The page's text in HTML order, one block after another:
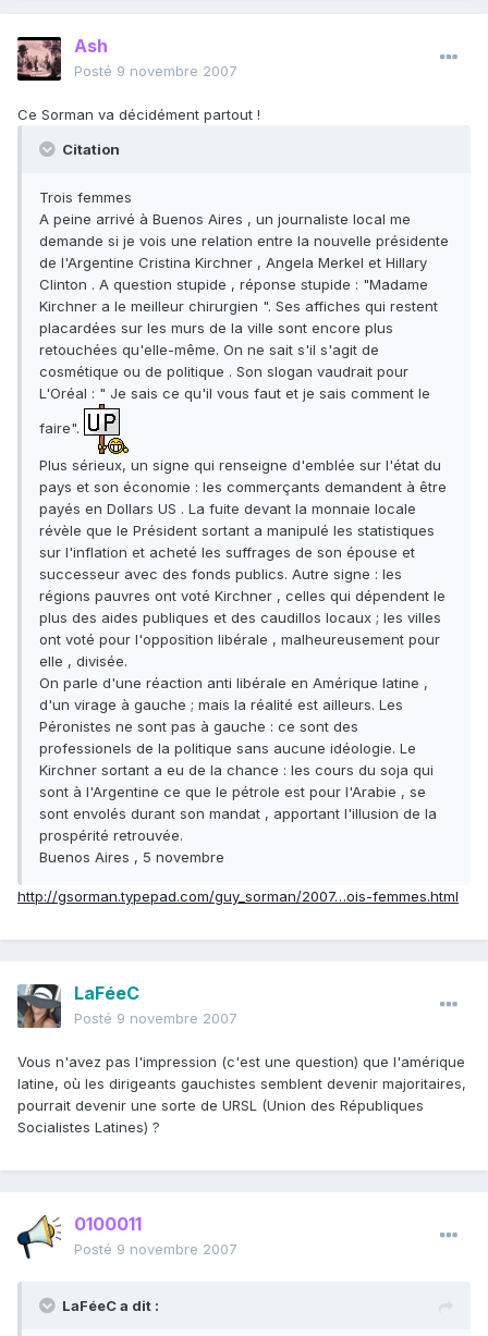
Ash
Posté 9 novembre 2007
Ce Sorman va décidément partout !
Citation
Trois femmes
A peine arrivé à Buenos Aires , un journaliste local me
demande si je vois une relation entre la nouvelle présidente
de l'Argentine Cristina Kirchner , Angela Merkel et Hillary
Clinton . A question stupide , réponse stupide : "Madame
Kirchner a le meilleur chirurgien ". Ses affiches qui restent
placardées sur les murs de la ville sont encore plus
retouchées qu'elle-même. On ne sait s'il s'agit de
cosmétique ou de politique . Son slogan vaudrait pour
L'Oréal : " Je sais ce qu'il vous faut et je sais comment le
faire".
Plus sérieux, un signe qui renseigne d'emblée sur l'état du
pays et son économie : les commerçants demandent à être
payés en Dollars US . La fuite devant la monnaie locale
révèle que le Président sortant a manipulé les statistiques
sur l'inflation et acheté les suffrages de son épouse et
successeur avec des fonds publics. Autre signe : les
régions pauvres ont voté Kirchner , celles qui dépendent le
plus des aides publiques et des caudillos locaux ; les villes
ont voté pour l'opposition libérale , malheureusement pour
elle , divisée.
On parle d'une réaction anti libérale en Amérique latine ,
d'un virage à gauche ; mais la réalité est ailleurs. Les
Péronistes ne sont pas à gauche : ce sont des
professionels de la politique sans aucune idéologie. Le
Kirchner sortant a eu de la chance : les cours du soja qui
sont à l'Argentine ce que le pétrole est pour l'Arabie , se
sont envolés durant son mandat , apportant l'illusion de la
prospérité retrouvée.
Buenos Aires , 5 novembre
http://gsorman.typepad.com/guy_sorman/2007…ois-femmes.html
LaFéeC
Posté 9 novembre 2007
Vous n'avez pas l'impression (c'est une question) que l'amérique
latine, où les dirigeants gauchistes semblent devenir majoritaires,
pourrait devenir une sorte de URSL (Union des Républiques
Socialistes Latines) ?
0100011
Posté 9 novembre 2007
LaFéeC a dit :